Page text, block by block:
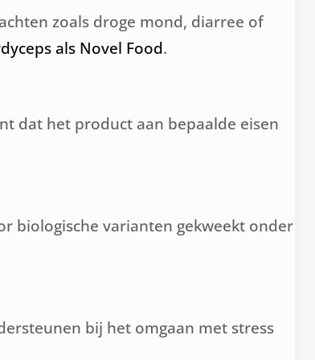
zoals droge mond, diarree of
als Novel Food.
dat het product aan bepaalde eisen
biologische varianten gekweekt onder
bij het omgaan met stress